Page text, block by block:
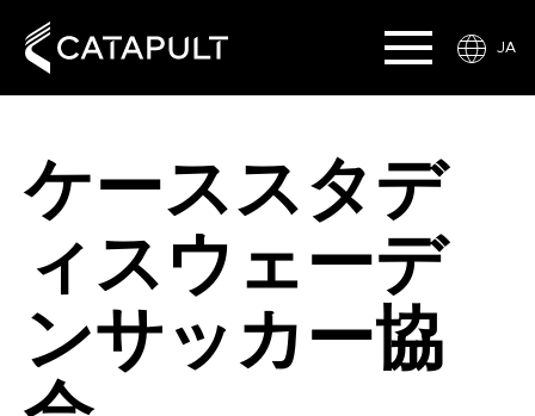
JA
ケーススタデ
ィスウェーデ
ンサッカー協